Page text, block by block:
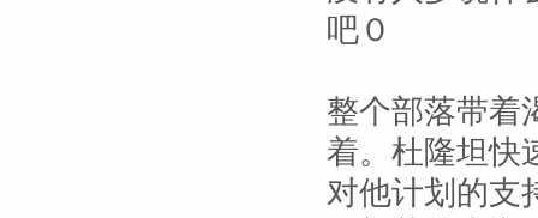
吧０
整个部落带着
着。杜隆坦快
对他计划的支